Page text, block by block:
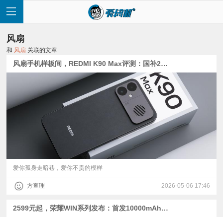
讯
风扇
和 风扇 关联的文章
风扇手机样板间，REDMI K90 Max评测：国补2549元起的天玑9500
爱你孤身走暗巷，爱你不贵的模样
方查理 2026-05-06 17:46
2599元起，荣耀WIN系列发布：首发10000mAh电池+IP69风扇+185Hz直屏，骁龙8E与8E5